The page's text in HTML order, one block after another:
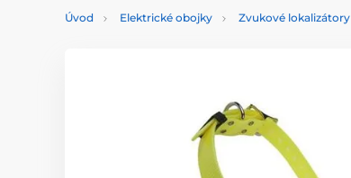
Úvod Elektrické obojky Zvukové lokalizátory